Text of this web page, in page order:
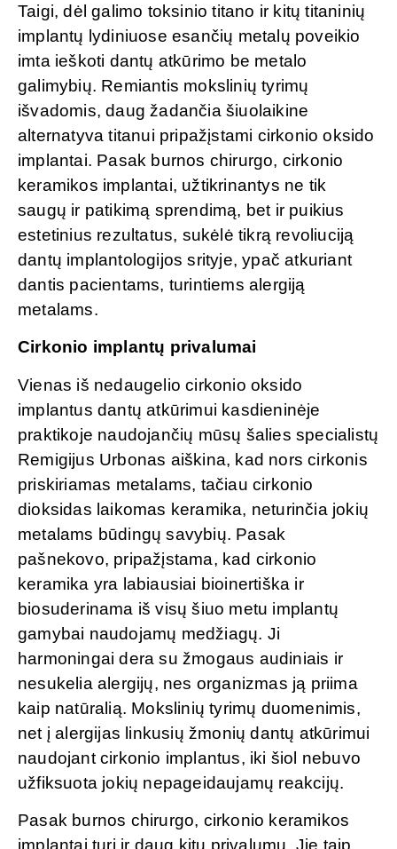
Taigi, dėl galimo toksinio titano ir kitų titaninių
implantų lydiniuose esančių metalų poveikio
imta ieškoti dantų atkūrimo be metalo
galimybių. Remiantis mokslinių tyrimų
išvadomis, daug žadančia šiuolaikine
alternatyva titanui pripažįstami cirkonio oksido
implantai. Pasak burnos chirurgo, cirkonio
keramikos implantai, užtikrinantys ne tik
saugų ir patikimą sprendimą, bet ir puikius
estetinius rezultatus, sukėlė tikrą revoliuciją
dantų implantologijos srityje, ypač atkuriant
dantis pacientams, turintiems alergiją
metalams.
Cirkonio implantų privalumai
Vienas iš nedaugelio cirkonio oksido
implantus dantų atkūrimui kasdieninėje
praktikoje naudojančių mūsų šalies specialistų
Remigijus Urbonas aiškina, kad nors cirkonis
priskiriamas metalams, tačiau cirkonio
dioksidas laikomas keramika, neturinčia jokių
metalams būdingų savybių. Pasak
pašnekovo, pripažįstama, kad cirkonio
keramika yra labiausiai bioinertiška ir
biosuderinama iš visų šiuo metu implantų
gamybai naudojamų medžiagų. Ji
harmoningai dera su žmogaus audiniais ir
nesukelia alergijų, nes organizmas ją priima
kaip natūralią. Mokslinių tyrimų duomenimis,
net į alergijas linkusių žmonių dantų atkūrimui
naudojant cirkonio implantus, iki šiol nebuvo
užfiksuota jokių nepageidaujamų reakcijų.
Pasak burnos chirurgo, cirkonio keramikos
implantai turi ir daug kitų privalumų. Jie taip